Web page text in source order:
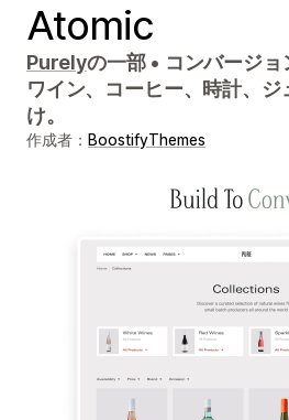
Atomic
Purelyの一部 • コンバージョ
ワイン、コーヒー、時計、ジ
け。
作成者： BoostifyThemes